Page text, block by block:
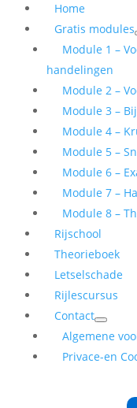
Home
Gratis modules
Module 1 –
handelingen
Module 2 –
Module 3 –
Module 4 –
Module 5 –
Module 6 –
Module 7 –
Module 8 –
Rijschool
Theorieboek
Letselschade
Rijlescursus
Contact
Algemene
Privace-en